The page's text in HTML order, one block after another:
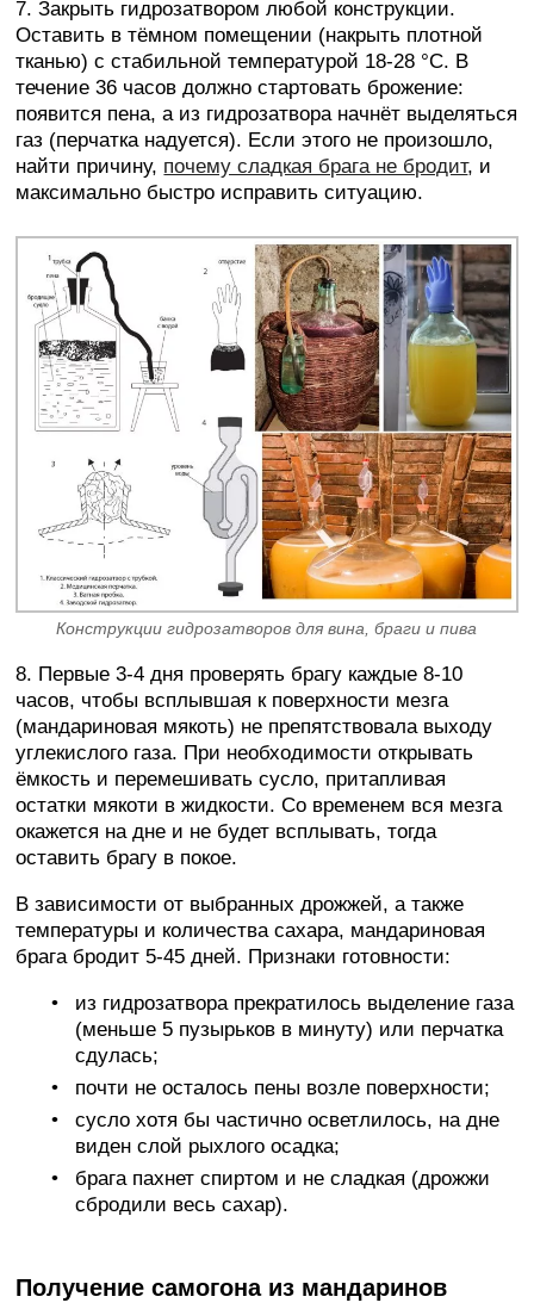
7. Закрыть гидрозатвором любой конструкции.
Оставить в тёмном помещении (накрыть плотной
тканью) с стабильной температурой 18-28 °C. В
течение 36 часов должно стартовать брожение:
появится пена, а из гидрозатвора начнёт выделяться
газ (перчатка надуется). Если этого не произошло,
найти причину, почему сладкая брага не бродит, и
максимально быстро исправить ситуацию.
Конструкции гидрозатворов для вина, браги и пива
8. Первые 3-4 дня проверять брагу каждые 8-10
часов, чтобы всплывшая к поверхности мезга
(мандариновая мякоть) не препятствовала выходу
углекислого газа. При необходимости открывать
ёмкость и перемешивать сусло, притапливая
остатки мякоти в жидкости. Со временем вся мезга
окажется на дне и не будет всплывать, тогда
оставить брагу в покое.
В зависимости от выбранных дрожжей, а также
температуры и количества сахара, мандариновая
брага бродит 5-45 дней. Признаки готовности:
из гидрозатвора прекратилось выделение газа
(меньше 5 пузырьков в минуту) или перчатка
сдулась;
почти не осталось пены возле поверхности;
сусло хотя бы частично осветлилось, на дне
виден слой рыхлого осадка;
брага пахнет спиртом и не сладкая (дрожжи
сбродили весь сахар).
Получение самогона из мандаринов